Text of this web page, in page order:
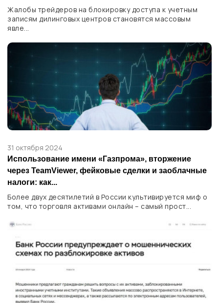
Жалобы трейдеров на блокировку доступа к учетным
записям дилинговых центров становятся массовым
явле...
31 октября 2024
Использование имени «Газпрома», вторжение
через TeamViewer, фейковые сделки и заоблачные
налоги: как...
Более двух десятилетий в России культивируется миф о
том, что торговля активами онлайн – самый прост...